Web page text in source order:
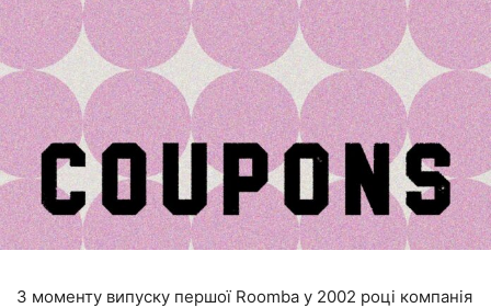
З моменту випуску першої Roomba у 2002 році компанія